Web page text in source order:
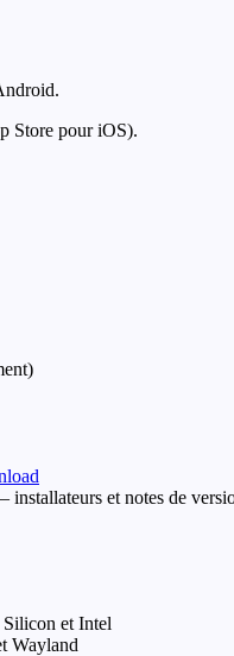
Store pour iOS).
installateurs et notes de
et Intel
Wayland